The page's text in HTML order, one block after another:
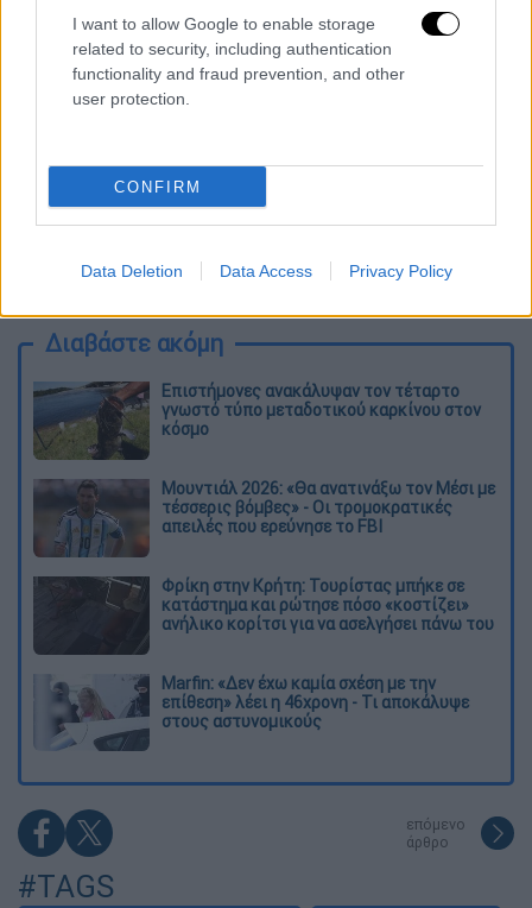
I want to allow Google to enable storage
related to security, including authentication
functionality and fraud prevention, and other
user protection.
CONFIRM
Data Deletion Data Access Privacy Policy
Διαβάστε ακόμη
Επιστήμονες ανακάλυψαν τον τέταρτο
γνωστό τύπο μεταδοτικού καρκίνου στον
κόσμο
Μουντιάλ 2026: «Θα ανατινάξω τον Μέσι με
τέσσερις βόμβες» - Οι τρομοκρατικές
απειλές που ερεύνησε το FBI
Φρίκη στην Κρήτη: Τουρίστας μπήκε σε
κατάστημα και ρώτησε πόσο «κοστίζει»
ανήλικο κορίτσι για να ασελγήσει πάνω του
Marfin: «Δεν έχω καμία σχέση με την
επίθεση» λέει η 46χρονη - Τι αποκάλυψε
στους αστυνομικούς
επόμενο
άρθρο
#TAGS